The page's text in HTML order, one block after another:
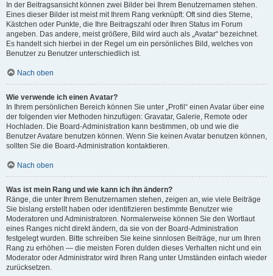
In der Beitragsansicht können zwei Bilder bei Ihrem Benutzernamen stehen.
Eines dieser Bilder ist meist mit Ihrem Rang verknüpft: Oft sind dies Sterne,
Kästchen oder Punkte, die Ihre Beitragszahl oder Ihren Status im Forum
angeben. Das andere, meist größere, Bild wird auch als „Avatar“ bezeichnet.
Es handelt sich hierbei in der Regel um ein persönliches Bild, welches von
Benutzer zu Benutzer unterschiedlich ist.
Nach oben
Wie verwende ich einen Avatar?
In Ihrem persönlichen Bereich können Sie unter „Profil“ einen Avatar über eine
der folgenden vier Methoden hinzufügen: Gravatar, Galerie, Remote oder
Hochladen. Die Board-Administration kann bestimmen, ob und wie die
Benutzer Avatare benutzen können. Wenn Sie keinen Avatar benutzen können,
sollten Sie die Board-Administration kontaktieren.
Nach oben
Was ist mein Rang und wie kann ich ihn ändern?
Ränge, die unter Ihrem Benutzernamen stehen, zeigen an, wie viele Beiträge
Sie bislang erstellt haben oder identifizieren bestimmte Benutzer wie
Moderatoren und Administratoren. Normalerweise können Sie den Wortlaut
eines Ranges nicht direkt ändern, da sie von der Board-Administration
festgelegt wurden. Bitte schreiben Sie keine sinnlosen Beiträge, nur um Ihren
Rang zu erhöhen — die meisten Foren dulden dieses Verhalten nicht und ein
Moderator oder Administrator wird Ihren Rang unter Umständen einfach wieder
zurücksetzen.